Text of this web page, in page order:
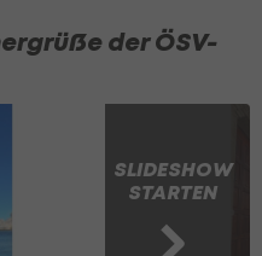
der ÖSV-
SLIDESHOW
STARTEN